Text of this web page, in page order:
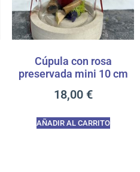
Cúpula con rosa
preservada mini 10 cm
18,00 €
AÑADIR AL CARRITO